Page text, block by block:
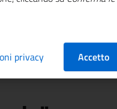
privacy Accetto